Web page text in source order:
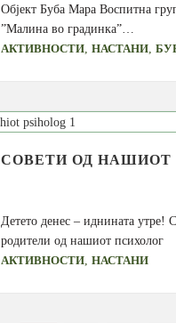
Објект Буба Мара Воспитна
”Малина во градинка”…
АКТИВНОСТИ ,НАСТАНИ ,
СОВЕТИ ОД НАШИОТ
Детето денес – иднината утре!
родители од нашиот психолог
АКТИВНОСТИ,НАСТАНИ